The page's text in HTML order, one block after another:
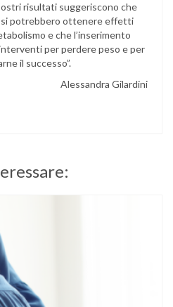
risultati suggeriscono che
si potrebbero ottenere effetti
e che l’inserimento
per perdere peso e per
il successo”.
Alessandra Gilardini